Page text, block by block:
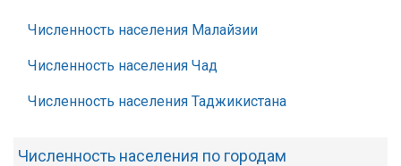
Численность населения Малайзии
Численность населения Чад
Численность населения Таджикистана
Численность населения по городам